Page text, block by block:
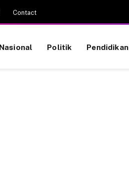
Contact
Nasional Politik Pendidikan